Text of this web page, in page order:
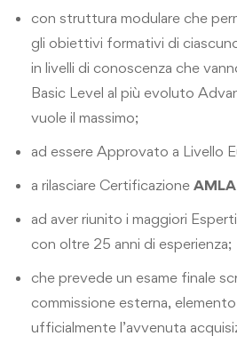
con struttura modulare che
gli obiettivi formativi di
in livelli di conoscenza che
Basic Level al più evoluto
vuole il massimo;
ad essere Approvato a Livello
a rilasciare Certificazione AMLA
ad aver riunito i maggiori
con oltre 25 anni di esperienza;
che prevede un esame finale
commissione esterna,
ufficialmente l’avvenuta